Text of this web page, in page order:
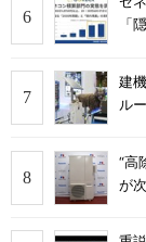
「
建
ル
“高
が